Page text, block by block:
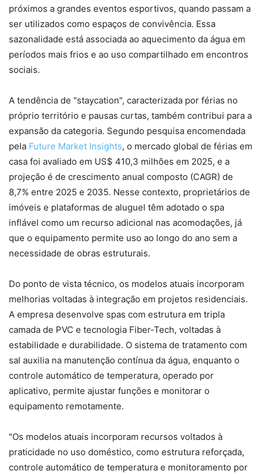
próximos a grandes eventos esportivos, quando passam a
ser utilizados como espaços de convivência. Essa
sazonalidade está associada ao aquecimento da água em
períodos mais frios e ao uso compartilhado em encontros
sociais.
A tendência de "staycation", caracterizada por férias no
próprio território e pausas curtas, também contribui para a
expansão da categoria. Segundo pesquisa encomendada
pela Future Market Insights, o mercado global de férias em
casa foi avaliado em US$ 410,3 milhões em 2025, e a
projeção é de crescimento anual composto (CAGR) de
8,7% entre 2025 e 2035. Nesse contexto, proprietários de
imóveis e plataformas de aluguel têm adotado o spa
inflável como um recurso adicional nas acomodações, já
que o equipamento permite uso ao longo do ano sem a
necessidade de obras estruturais.
Do ponto de vista técnico, os modelos atuais incorporam
melhorias voltadas à integração em projetos residenciais.
A empresa desenvolve spas com estrutura em tripla
camada de PVC e tecnologia Fiber-Tech, voltadas à
estabilidade e durabilidade. O sistema de tratamento com
sal auxilia na manutenção contínua da água, enquanto o
controle automático de temperatura, operado por
aplicativo, permite ajustar funções e monitorar o
equipamento remotamente.
"Os modelos atuais incorporam recursos voltados à
praticidade no uso doméstico, como estrutura reforçada,
controle automático de temperatura e monitoramento por